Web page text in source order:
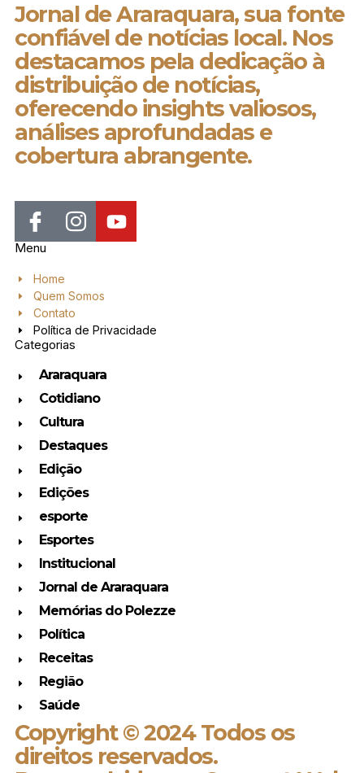
Jornal de Araraquara, sua fonte
confiável de notícias local. Nos
destacamos pela dedicação à
distribuição de notícias,
oferecendo insights valiosos,
análises aprofundadas e
cobertura abrangente.
Menu
Home
Quem Somos
Contato
Política de Privacidade
Categorias
Araraquara
Cotidiano
Cultura
Destaques
Edição
Edições
esporte
Esportes
Institucional
Jornal de Araraquara
Memórias do Polezze
Política
Receitas
Região
Saúde
Copyright © 2024 Todos os
direitos reservados.